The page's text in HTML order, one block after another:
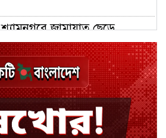
শ্যামনগরে জামায়াত ছেড়ে
বিএনপিতে যোগ দিলেন ১২ কর্মী
ঢাকায় হালকা বৃষ্টির সম্ভাবনা,
বাড়তে পারে তাপমাত্রা